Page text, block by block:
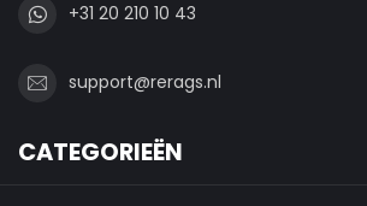
+31 20 210 10 43
support@rerags.nl
CATEGORIEËN